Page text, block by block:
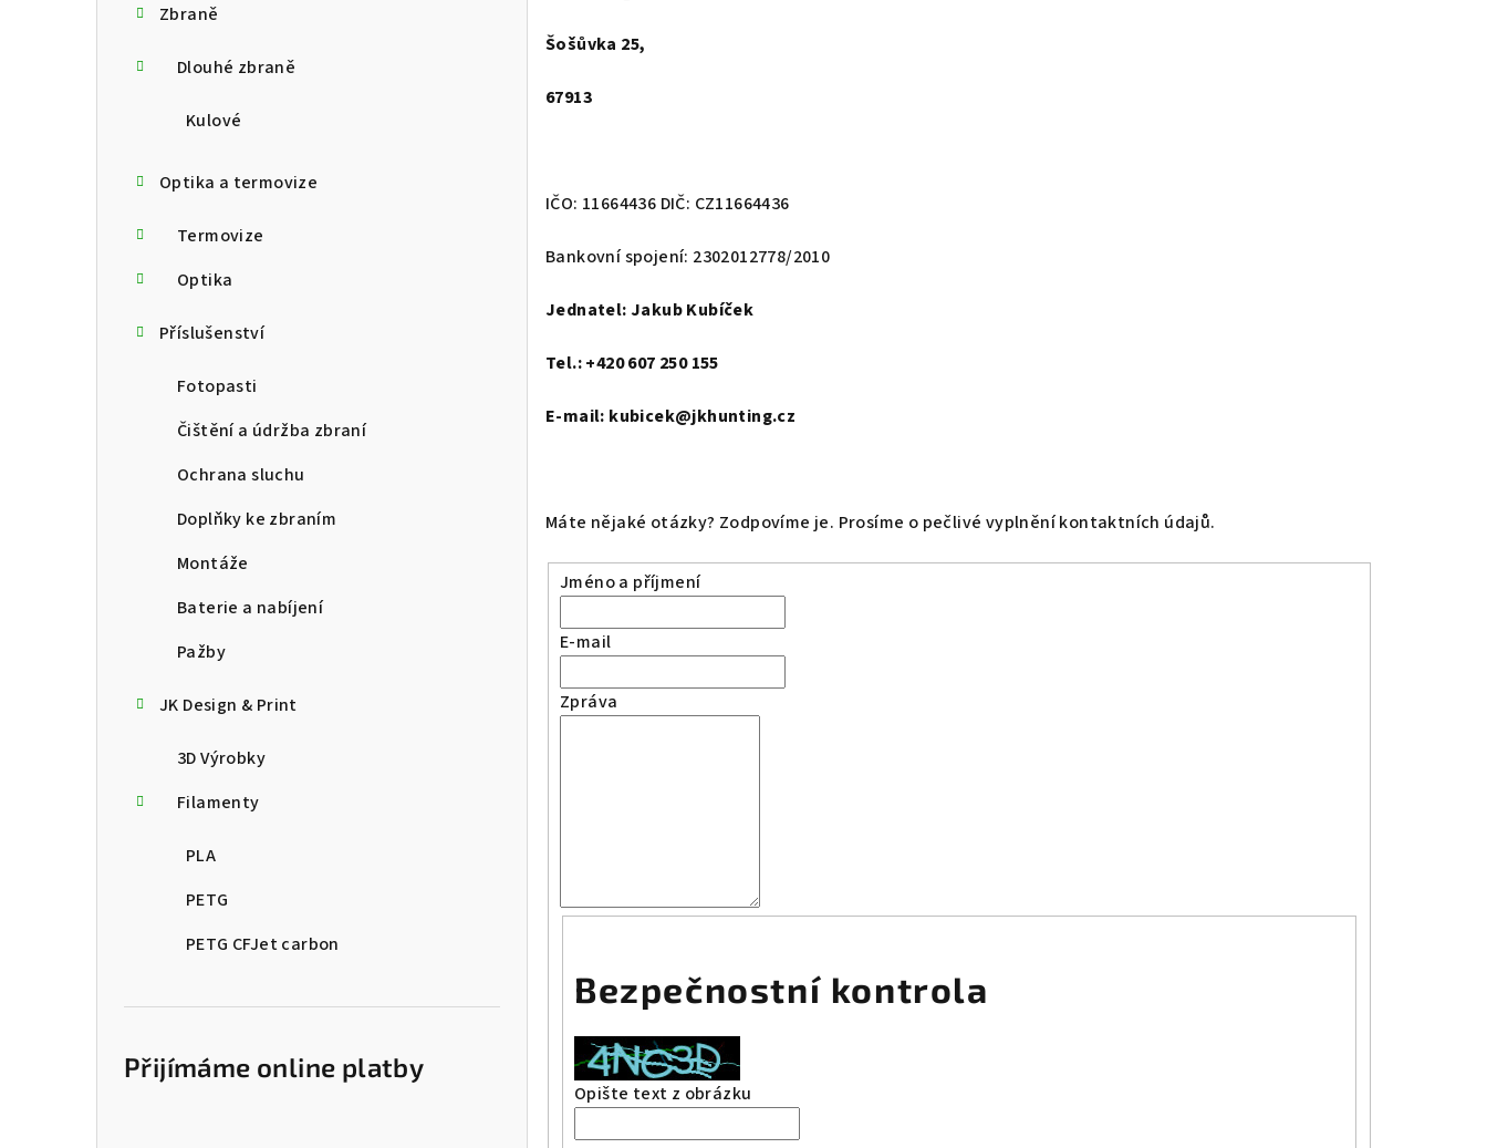
Zbraně
Dlouhé zbraně
Kulové
Optika a termovize
Termovize
Optika
Příslušenství
Fotopasti
Čištění a údržba zbraní
Ochrana sluchu
Doplňky ke zbraním
Montáže
Baterie a nabíjení
Pažby
JK Design & Print
3D Výrobky
Filamenty
PLA
PETG
PETG CFJet carbon
Přijímáme online platby
Šošůvka 25,
67913
IČO: 11664436 DIČ: CZ11664436
Bankovní spojení: 2302012778/2010
Jednatel: Jakub Kubíček
Tel.: +420 607 250 155
E-mail: kubicek@jkhunting.cz
Máte nějaké otázky? Zodpovíme je. Prosíme o pečlivé vyplnění kontaktních údajů.
Jméno a příjmení
E-mail
Zpráva
Bezpečnostní kontrola
Opište text z obrázku